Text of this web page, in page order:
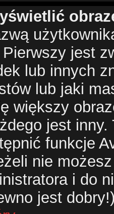
jest
lub innych
lub jaki
większy
jest
funkcje
nie
i do
jest